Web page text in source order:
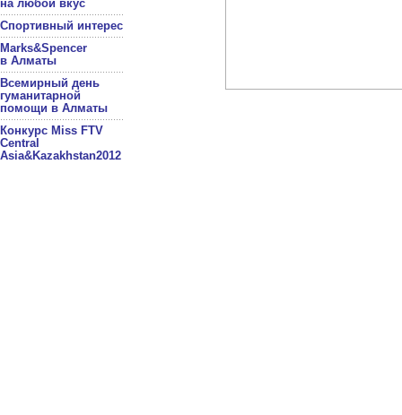
на любой вкус
Спортивный интерес
Marks&Spencer
в Алматы
Всемирный день
гуманитарной
помощи в Алматы
Конкурс Miss FTV
Central
Asia&Kazakhstan2012